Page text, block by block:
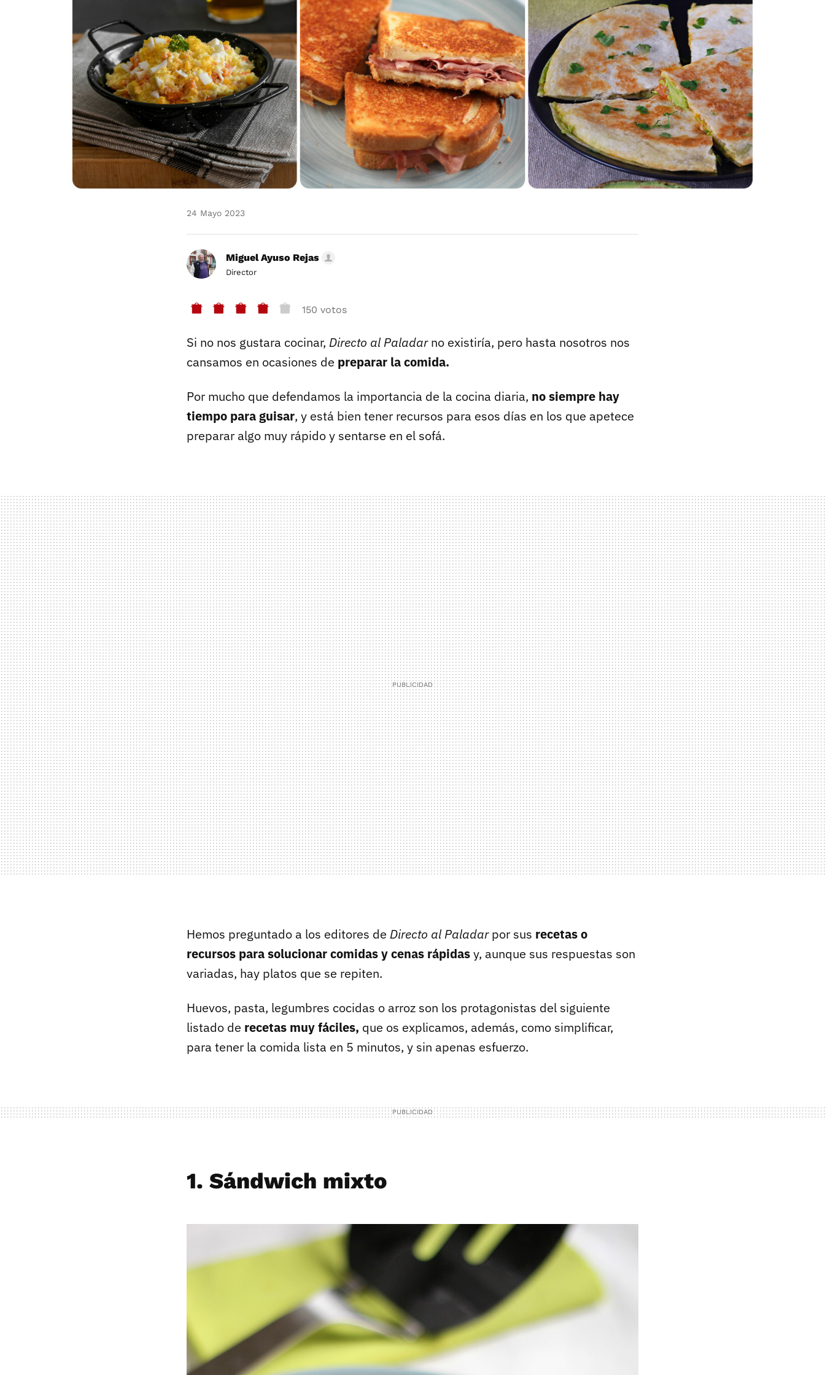
24 Mayo 2023
Miguel Ayuso Rejas
Director
150 votos
Si no nos gustara cocinar, Directo al Paladarno existiría, pero hasta nosotros nos
cansamos en ocasiones de preparar la comida.
Por mucho que defendamos la importancia de la cocina diaria, no siempre hay
tiempo para guisar, y está bien tener recursos para esos días en los que apetece
preparar algo muy rápido y sentarse en el sofá.
Hemos preguntado a los editores de Directo al Paladarpor sus recetas o
recursos para solucionar comidas y cenas rápidasy, aunque sus respuestas son
variadas, hay platos que se repiten.
Huevos, pasta, legumbres cocidas o arroz son los protagonistas del siguiente
listado de recetas muy fáciles, que os explicamos, además, como simplificar,
para tener la comida lista en 5 minutos, y sin apenas esfuerzo.
1. Sándwich mixto